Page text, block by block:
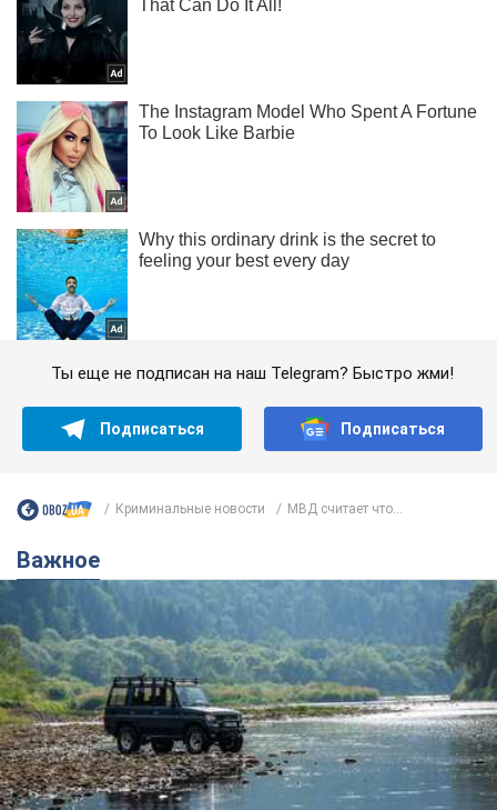
Ты еще не подписан на наш Telegram? Быстро жми!
Подписаться Подписаться
Криминальные новости МВД считает что...
Важное